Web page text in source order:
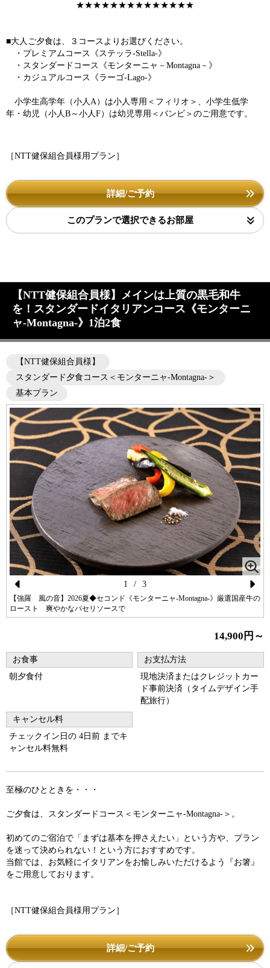
★★★★★★★★★★★★★★
■大人ご夕食は、３コースよりお選びください。
・プレミアムコース《ステッラ-Stella-》
・スタンダードコース《モンターニャ－Montagna－》
・カジュアルコース《ラーゴ-Lago-》
小学生高学年（小人A）は小人専用＜フィリオ＞、小学生低学
年・幼児（小人B～小人F）は幼児専用＜バンビ＞のご用意です。
［NTT健保組合員様用プラン］
詳細/ご予約
このプランで選択できるお部屋
【NTT健保組合員様】メインは上質の黒毛和牛
を！スタンダードイタリアンコース《モンターニ
ャ-Montagna-》1泊2食
【NTT健保組合員様】
スタンダード夕食コース＜モンターニャ-Montagna-＞
基本プラン
Pr
ev
us
【強羅 風の音】2026夏◆セコンド《モンターニャ-Montagna-》厳選国産牛の
ロースト 爽やかなパセリソースで
N
ex
t
1 / 3
14,900円～
お食事
朝夕食付
お支払方法
現地決済またはクレジットカー
ド事前決済（タイムデザイン手
配旅行）
キャンセル料
チェックイン日の 4日前 までキ
ャンセル料無料
至極のひとときを・・・
ご夕食は、スタンダードコース＜モンターニャ-Montagna-＞。
初めてのご宿泊で「まずは基本を押さえたい」という方や、プラン
を迷って決められない！という方におすすめです。
当館では、お気軽にイタリアンをお愉しみいただけるよう『お箸』
をご用意しております。
［NTT健保組合員様用プラン］
詳細/ご予約